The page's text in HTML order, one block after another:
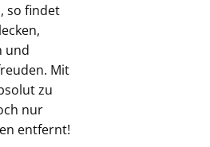
so findet
und
Mit
zu
nur
entfernt!